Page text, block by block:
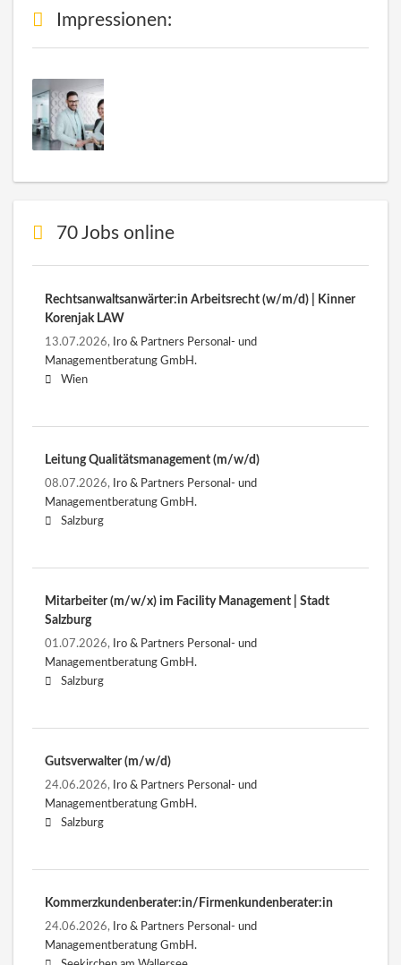
Impressionen:
70 Jobs online
Rechtsanwaltsanwärter:in Arbeitsrecht (w/m/d) | Kinner
Korenjak LAW
13.07.2026,
Iro & Partners Personal- und
Managementberatung GmbH.
Wien
Leitung Qualitätsmanagement (m/w/d)
08.07.2026,
Iro & Partners Personal- und
Managementberatung GmbH.
Salzburg
Mitarbeiter (m/w/x) im Facility Management | Stadt
Salzburg
01.07.2026,
Iro & Partners Personal- und
Managementberatung GmbH.
Salzburg
Gutsverwalter (m/w/d)
24.06.2026,
Iro & Partners Personal- und
Managementberatung GmbH.
Salzburg
Kommerzkundenberater:in/Firmenkundenberater:in
24.06.2026,
Iro & Partners Personal- und
Managementberatung GmbH.